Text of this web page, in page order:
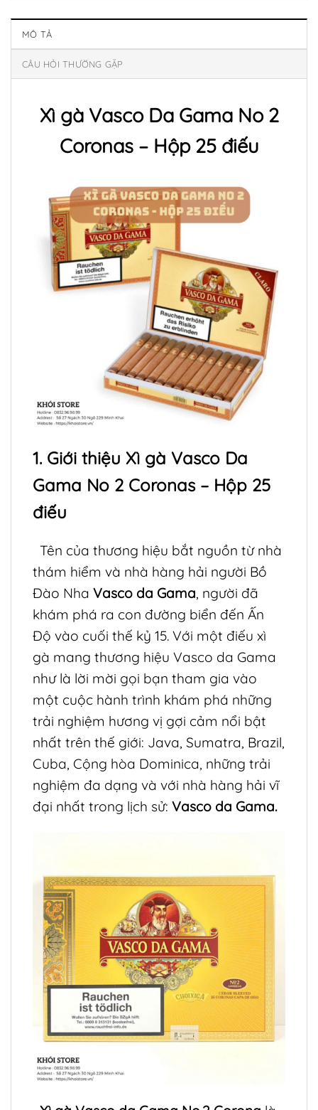
MÔ TẢ
CÂU HỎI THƯỜNG GẶP
Xì gà Vasco Da Gama No 2
Coronas – Hộp 25 điếu
1. Giới thiệu Xì gà Vasco Da
Gama No 2 Coronas – Hộp 25
điếu
Tên của thương hiệu bắt nguồn từ nhà
thám hiểm và nhà hàng hải người Bồ
Đào Nha Vasco da Gama, người đã
khám phá ra con đường biển đến Ấn
Độ vào cuối thế kỷ 15. Với một điếu xì
gà mang thương hiệu Vasco da Gama
như là lời mời gọi bạn tham gia vào
một cuộc hành trình khám phá những
trải nghiệm hương vị gợi cảm nổi bật
nhất trên thế giới: Java, Sumatra, Brazil,
Cuba, Cộng hòa Dominica, những trải
nghiệm đa dạng và với nhà hàng hải vĩ
đại nhất trong lịch sử: Vasco da Gama.